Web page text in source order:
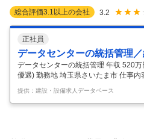
総合評価3.1 以上の会社 3.2
正社員
データセンターの統括管理
データセンターの統括管理 年収 520
優遇) 勤務地 埼玉県さいたま市 仕事
ーにおける、電気・機械設備の管理
※基本的にメンテナンスするのは協力
ス担当者の管理業務および、オーナ
メインとなります。 【具体的には】
ベンダーコントロール、月次報告等）
提供：建設・設備求人データベース